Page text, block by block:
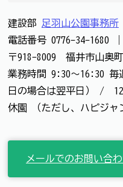
建設部 足羽山公園事務所
電話番号 0776-34-1680
〒918-8009 福井市山奥
業務時間 9:30～16:30 毎
日の場合は翌平日） /
休園 （ただし、ハピジャ
メールでのお問い合